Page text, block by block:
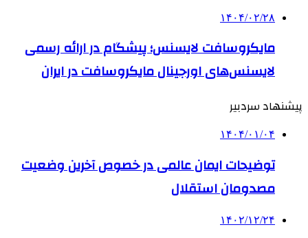
۱۴۰۴/۰۲/۲۸
مایکروسافت لایسنس؛ پیشگام در ارائه رسمی
لایسنس‌های اورجینال مایکروسافت در ایران
پیشنهاد سردبیر
۱۴۰۴/۰۱/۰۴
توضیحات ایمان عالمی در خصوص آخرین وضعیت
مصدومان استقلال
۱۴۰۲/۱۲/۲۴